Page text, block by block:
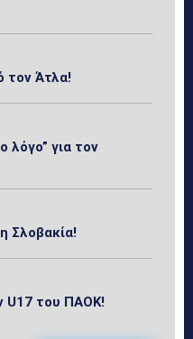
τον Άτλα!
λόγο” για τον
Σλοβακία!
U17 του ΠΑΟΚ!